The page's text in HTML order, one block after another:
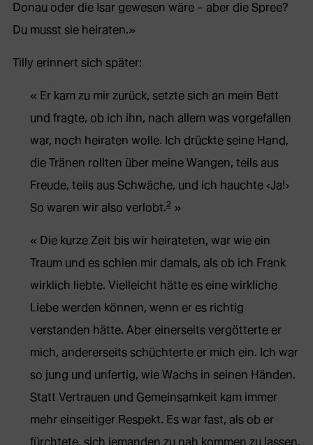
Donau oder die Isar gewesen wäre – aber die Spree?
Du musst sie heiraten.»
Tilly erinnert sich später:
Er kam zu mir zurück, setzte sich an mein Bett
und fragte, ob ich ihn, nach allem was vorgefallen
war, noch heiraten wolle. Ich drückte seine Hand,
die Tränen rollten über meine Wangen, teils aus
Freude, teils aus Schwäche, und ich hauchte ‹Ja!›
So waren wir also verlobt.2
Die kurze Zeit bis wir heirateten, war wie ein
Traum und es schien mir damals, als ob ich Frank
wirklich liebte. Vielleicht hätte es eine wirkliche
Liebe werden können, wenn er es richtig
verstanden hätte. Aber einerseits vergötterte er
mich, andererseits schüchterte er mich ein. Ich war
so jung und unfertig, wie Wachs in seinen Händen.
Statt Vertrauen und Gemeinsamkeit kam immer
mehr einseitiger Respekt. Es war fast, als ob er
fürchtete, sich jemanden zu nah kommen zu lassen.